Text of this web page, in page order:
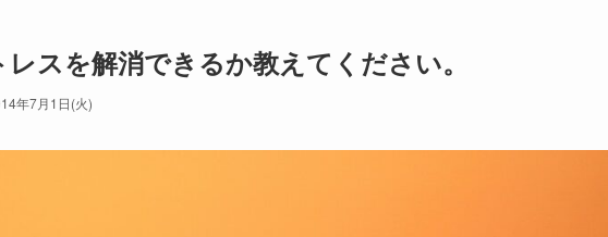
スを解消できるか教えてください。
年7月1日(火)